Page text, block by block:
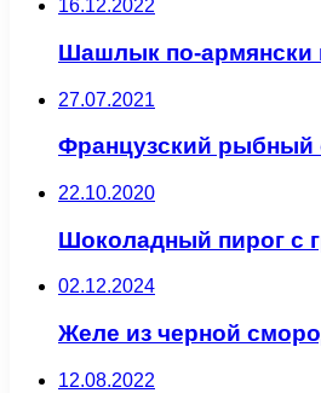
16.12.2022
Шашлык по-армянски
27.07.2021
Французский рыбный
22.10.2020
Шоколадный пирог с
02.12.2024
Желе из черной
12.08.2022